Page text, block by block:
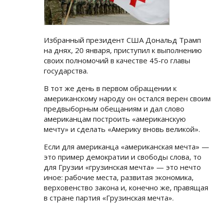
Избранный президент США Дональд Трамп
на днях, 20 января, приступил к выполнению
своих полномочий в качестве 45-го главы
государства.
В тот же день в первом обращении к
американскому народу он остался верен своим
предвыборным обещаниям и дал слово
американцам построить «американскую
мечту» и сделать «Америку вновь великой».
Если для американца «американская мечта» —
это пример демократии и свободы слова, то
для Грузии «грузинская мечта» — это нечто
иное: рабочие места, развитая экономика,
верховенство закона и, конечно же, правящая
в стране партия «Грузинская мечта».